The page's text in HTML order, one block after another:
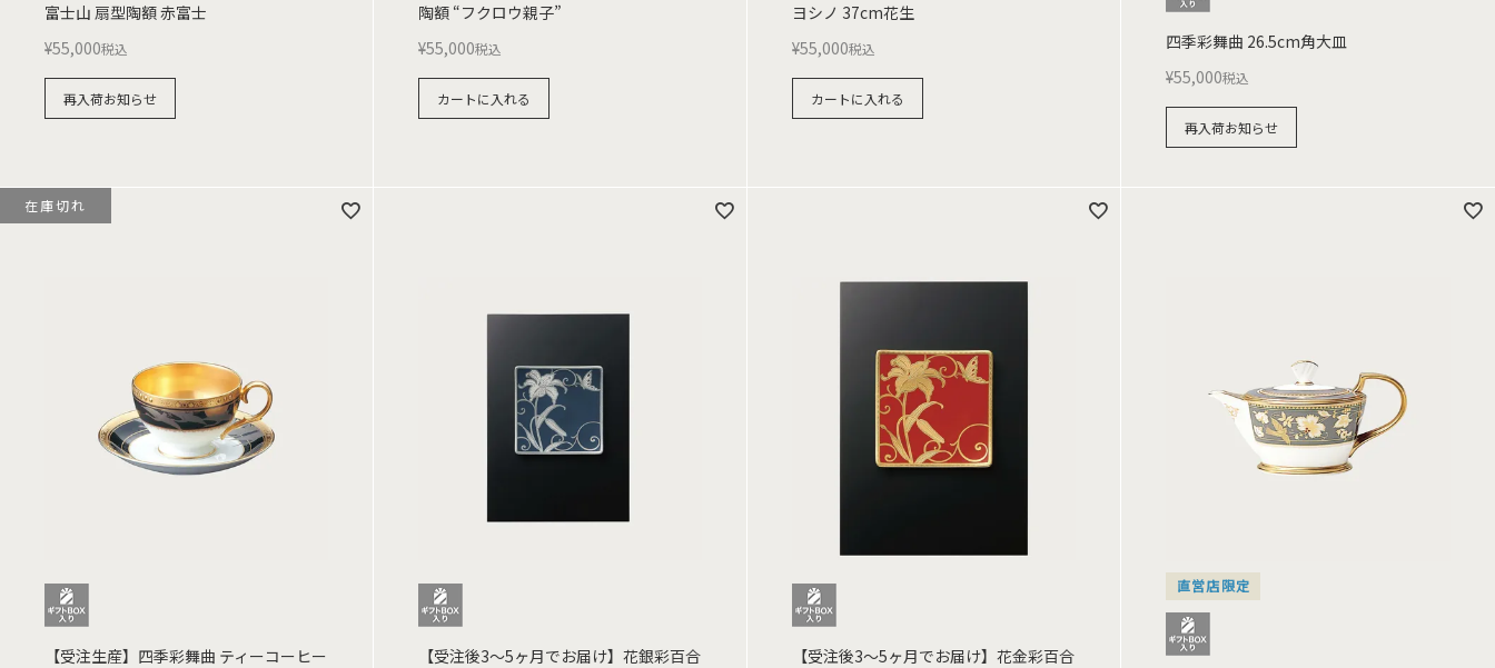
富士山 扇型陶額 赤富士
¥55,000税込
再入荷お知らせ
陶額 “フクロウ親子”
¥55,000税込
カートに入れる
ヨシノ 37cm花生
¥55,000税込
カートに入れる
四季彩舞曲 26.5cm角大皿
¥55,000税込
再入荷お知らせ
【受注生産】四季彩舞曲 ティーコーヒー
在庫切れ
【受注後3～5ヶ月でお届け】花銀彩百合
【受注後3～5ヶ月でお届け】花金彩百合
直営店限定